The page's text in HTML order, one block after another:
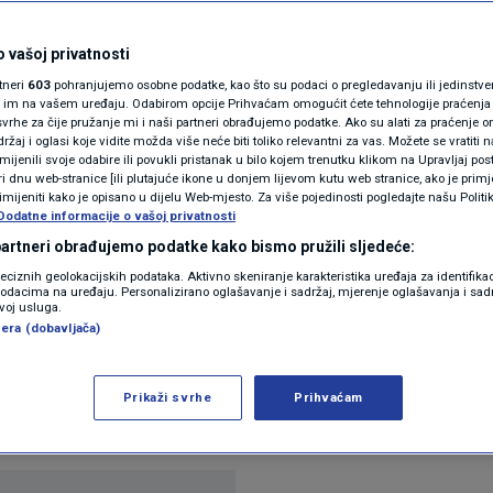
N1(DIS)INFO
FOTO
VIDEO
Došao i
11 komentara
u Zagrebu, kao prvi u nizu, pod geslom ''Prvi
!'', s kojeg je poručeno da je pravo na život
vašoj privatnosti
603 pohranjujemo osobne podatke, kao što su podaci o pregledavanju ili
na vašem uređaju. Odabirom opcije Prihvaćam omogućit ćete tehnologije praćenja
za čije pružanje mi i naši partneri obrađujemo podatke. Ako su alati za praćenje
i oglasi koje vidite možda više neće biti toliko relevantni za vas. Možete se vratiti
svoje odabire ili povukli pristanak u bilo kojem trenutku klikom na Upravljaj
dnu web-stranice [ili plutajuće ikone u donjem lijevom kutu web stranice, ako je
kako je opisano u dijelu Web-mjesto. Za više pojedinosti pogledajte našu
informacije o vašoj privatnosti
obrađujemo podatke kako bismo pružili sljedeće:
geolokacijskih podataka. Aktivno skeniranje karakteristika uređaja za
na uređaju. Personalizirano oglašavanje i sadržaj, mjerenje oglašavanja i
usluga.
(dobavljača)
Prikaži svrhe Prihvaćam